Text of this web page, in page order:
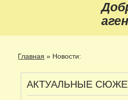
Главная » Новости:
АКТУАЛЬНЫЕ